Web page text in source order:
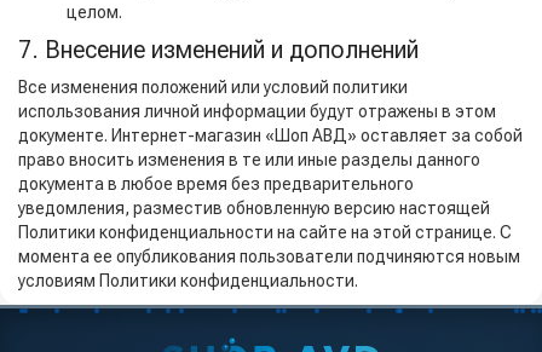
целом.
7. Внесение изменений и дополнений
Все изменения положений или условий политики
использования личной информации будут отражены в этом
документе. Интернет-магазин «Шоп АВД» оставляет за собой
право вносить изменения в те или иные разделы данного
документа в любое время без предварительного
уведомления, разместив обновленную версию настоящей
Политики конфиденциальности на сайте на этой странице. С
момента ее опубликования пользователи подчиняются новым
условиям Политики конфиденциальности.